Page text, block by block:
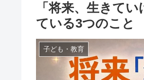
「将来、生きて
ている3つのこと
子ども・教育